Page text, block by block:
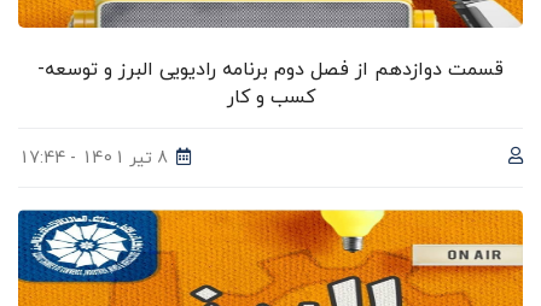
قسمت دوازدهم از فصل دوم برنامه رادیویی البرز و توسعه-
کسب و کار
8 تیر 1401 - 17:44